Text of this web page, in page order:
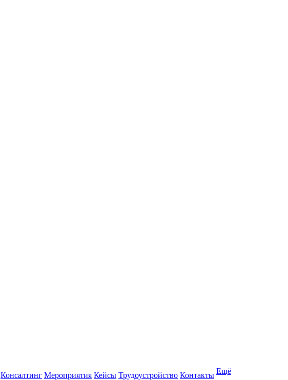
Консалтинг Mероприятия Кейсы Трудоустройство Контакты Ещё